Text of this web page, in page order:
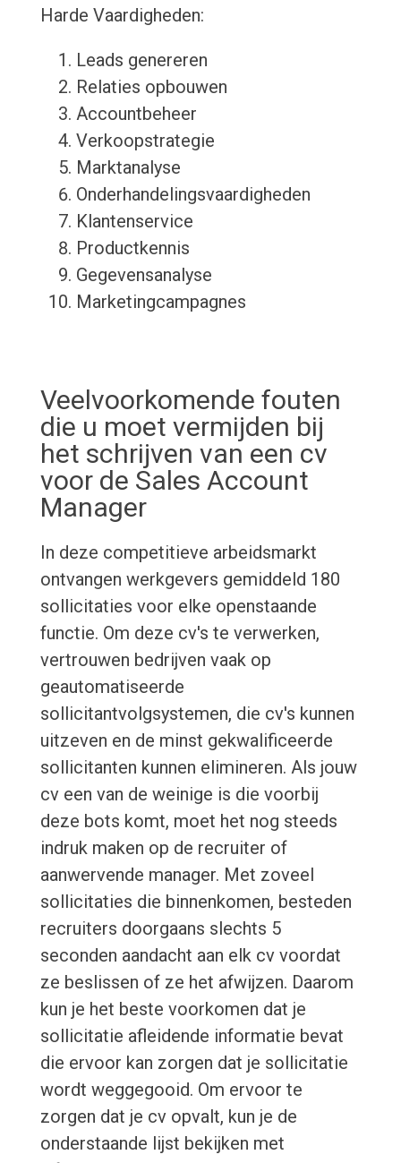
Harde Vaardigheden:
Leads genereren
Relaties opbouwen
Accountbeheer
Verkoopstrategie
Marktanalyse
Onderhandelingsvaardigheden
Klantenservice
Productkennis
Gegevensanalyse
Marketingcampagnes
Veelvoorkomende fouten
die u moet vermijden bij
het schrijven van een cv
voor de Sales Account
Manager
In deze competitieve arbeidsmarkt
ontvangen werkgevers gemiddeld 180
sollicitaties voor elke openstaande
functie. Om deze cv's te verwerken,
vertrouwen bedrijven vaak op
geautomatiseerde
sollicitantvolgsystemen, die cv's kunnen
uitzeven en de minst gekwalificeerde
sollicitanten kunnen elimineren. Als jouw
cv een van de weinige is die voorbij
deze bots komt, moet het nog steeds
indruk maken op de recruiter of
aanwervende manager. Met zoveel
sollicitaties die binnenkomen, besteden
recruiters doorgaans slechts 5
seconden aandacht aan elk cv voordat
ze beslissen of ze het afwijzen. Daarom
kun je het beste voorkomen dat je
sollicitatie afleidende informatie bevat
die ervoor kan zorgen dat je sollicitatie
wordt weggegooid. Om ervoor te
zorgen dat je cv opvalt, kun je de
onderstaande lijst bekijken met